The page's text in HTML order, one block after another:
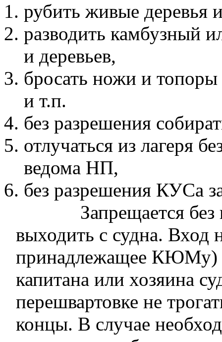
рубить живые деревья
разводить камбузный
и деревьев,
бросать ножи и топоры
и т.п.
без разрешения
отлучаться из лагеря
ведома НП,
без разрешения КУСа
Запрещается
выходить с судна. Вход
принадлежащее КЮМу)
капитана или хозяина
перешвартовке не
концы. В случае